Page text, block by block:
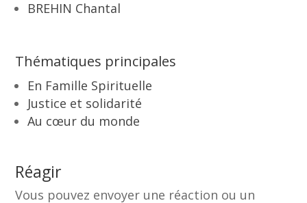
BREHIN Chantal
Thématiques principales
En Famille Spirituelle
Justice et solidarité
Au cœur du monde
Réagir
Vous pouvez envoyer une réaction ou un